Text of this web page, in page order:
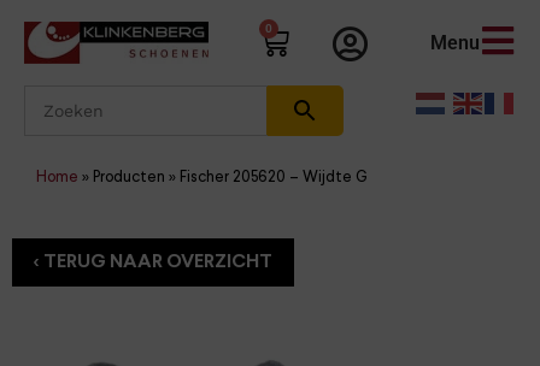
0
Menu
Home » Producten » Fischer 205620 – Wijdte G